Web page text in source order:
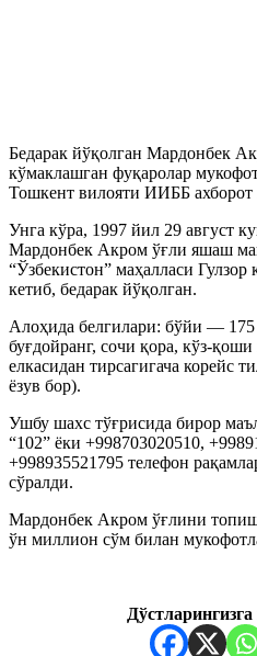
Бедарак йўқолган Мардонбек
кўмаклашган фуқаролар
Тошкент вилояти ИИББ ахборот
Унга кўра, 1997 йил 29 август
Мардонбек Акром ўғли яшаш
“Ўзбекистон” маҳалласи
кетиб, бедарак йўқолган.
Алоҳида белгилари: бўйи — 175
буғдойранг, сочи қора, кўз-
елкасидан тирсагигача корейс
ёзув бор).
Ушбу шахс тўғрисида бирор
“102” ёки +998703020510,
+998935521795 телефон
сўралди.
Мардонбек Акром ўғлини
ўн миллион сўм билан